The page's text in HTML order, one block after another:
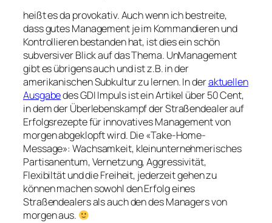
heißt es da provokativ. Auch wenn ich bestreite,
dass gutes Management je im Kommandieren und
Kontrollieren bestanden hat, ist dies ein schön
subversiver Blick auf das Thema. UnManagement
gibt es übrigens auch und ist z.B. in der
amerikanischen Subkultur zu lernen. In deraktuellen
Ausgabedes GDI Impuls ist ein Artikel über 50 Cent,
in dem der Überlebenskampf der Straßendealer auf
Erfolgsrezepte für innovatives Management von
morgen abgeklopft wird. Die «Take-Home-
Message»: Wachsamkeit, kleinunternehmerisches
Partisanentum, Vernetzung, Aggressivität,
Flexibiltät und die Freiheit, jederzeit gehen zu
können machen sowohl den Erfolg eines
Straßendealers als auch den des Managers von
morgen aus.